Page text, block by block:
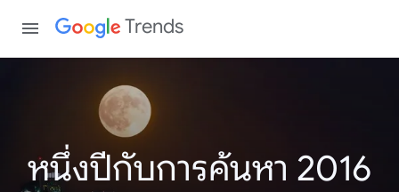
Trends
หนึ่งปีกับการค้นหา 2016